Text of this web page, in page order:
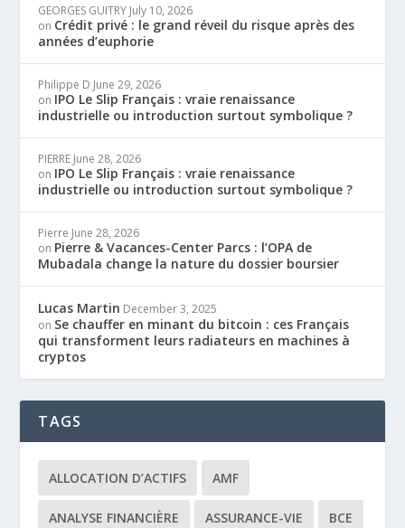
GEORGES GUITRY July 10, 2026
on Crédit privé : le grand réveil du risque après des
années d’euphorie
Philippe D June 29, 2026
on IPO Le Slip Français : vraie renaissance
industrielle ou introduction surtout symbolique ?
PIERRE June 28, 2026
on IPO Le Slip Français : vraie renaissance
industrielle ou introduction surtout symbolique ?
Pierre June 28, 2026
on Pierre & Vacances-Center Parcs : l’OPA de
Mubadala change la nature du dossier boursier
Lucas Martin December 3, 2025
on Se chauffer en minant du bitcoin : ces Français
qui transforment leurs radiateurs en machines à
cryptos
TAGS
ALLOCATION D’ACTIFS AMF
ANALYSE FINANCIÈRE ASSURANCE-VIE BCE